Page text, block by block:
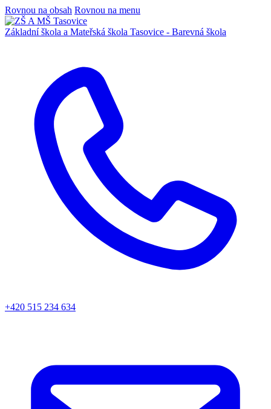
Rovnou na obsah Rovnou na menu
Základní škola a Mateřská škola Tasovice - Barevná škola
+420 515 234 634